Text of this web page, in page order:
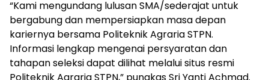
“Kami mengundang lulusan SMA/sederajat untuk
bergabung dan mempersiapkan masa depan
kariernya bersama Politeknik Agraria STPN.
Informasi lengkap mengenai persyaratan dan
tahapan seleksi dapat dilihat melalui situs resmi